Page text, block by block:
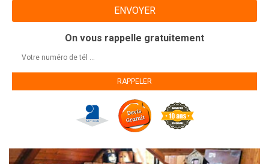
On vous rappelle gratuitement